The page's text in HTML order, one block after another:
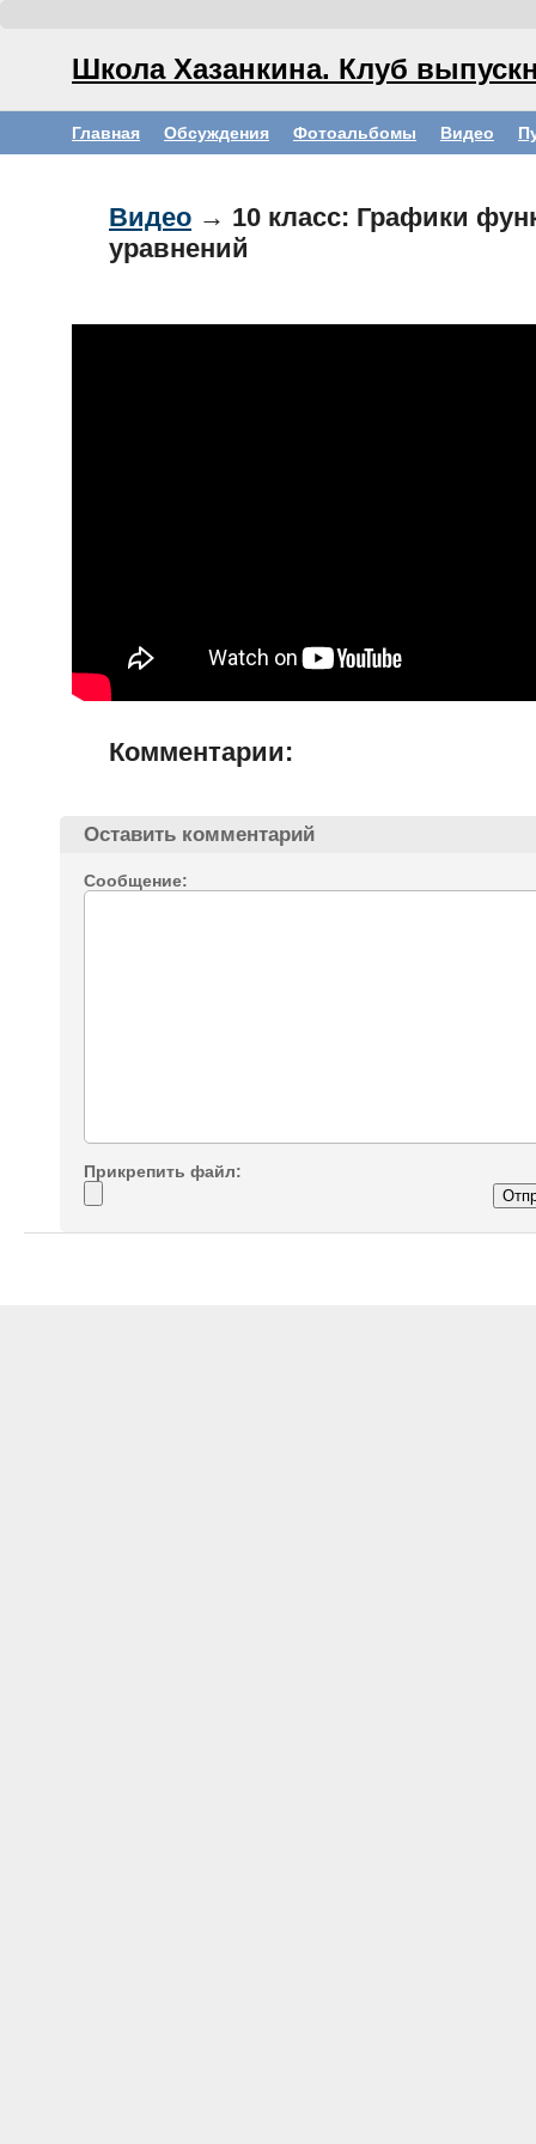
Школа Хазанкина. Клуб
Главная Обсуждения Фотоальбомы Видео
Видео → 10 класс: Графики
уравнений
Комментарии:
Оставить комментарий
Сообщение:
Прикрепить файл: